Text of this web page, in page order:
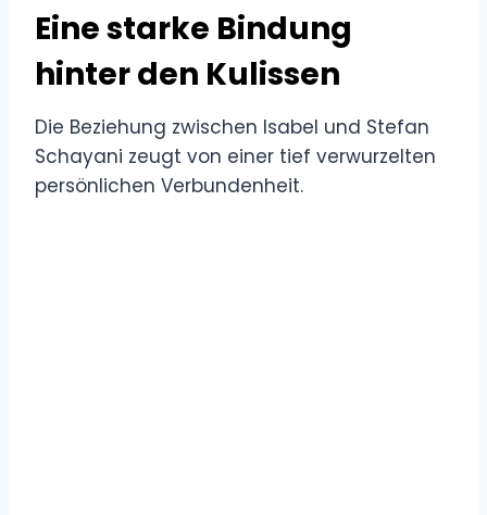
Eine starke Bindung
hinter den Kulissen
Die Beziehung zwischen Isabel und Stefan
Schayani zeugt von einer tief verwurzelten
persönlichen Verbundenheit.